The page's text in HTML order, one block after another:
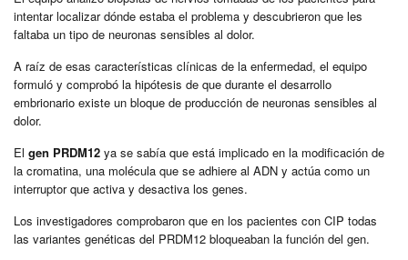
intentar localizar dónde estaba el problema y descubrieron que les
faltaba un tipo de neuronas sensibles al dolor.
A raíz de esas características clínicas de la enfermedad, el equipo
formuló y comprobó la hipótesis de que durante el desarrollo
embrionario existe un bloque de producción de neuronas sensibles al
dolor.
El gen PRDM12 ya se sabía que está implicado en la modificación de
la cromatina, una molécula que se adhiere al ADN y actúa como un
interruptor que activa y desactiva los genes.
Los investigadores comprobaron que en los pacientes con CIP todas
las variantes genéticas del PRDM12 bloqueaban la función del gen.